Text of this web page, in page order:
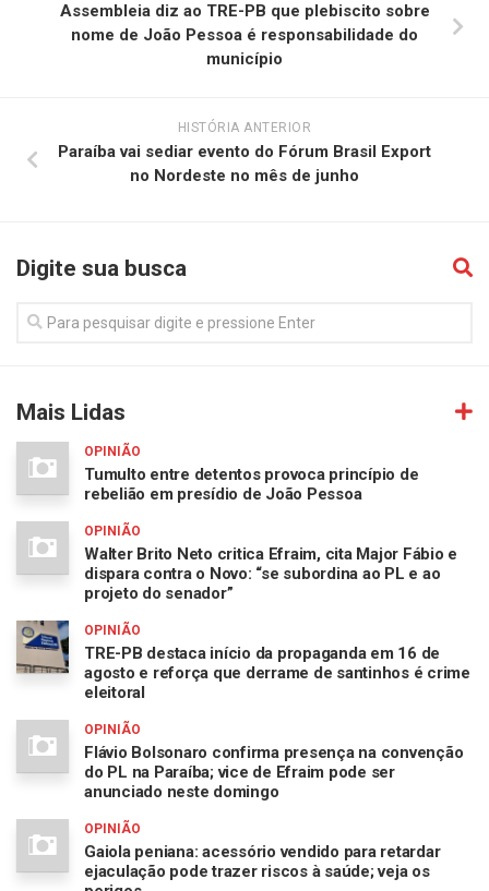
Assembleia diz ao TRE-PB que plebiscito sobre
nome de João Pessoa é responsabilidade do
município
HISTÓRIA ANTERIOR
Paraíba vai sediar evento do Fórum Brasil Export
no Nordeste no mês de junho
Digite sua busca
Mais Lidas
OPINIÃO
Tumulto entre detentos provoca princípio de
rebelião em presídio de João Pessoa
OPINIÃO
Walter Brito Neto critica Efraim, cita Major Fábio e
dispara contra o Novo: “se subordina ao PL e ao
projeto do senador”
OPINIÃO
TRE-PB destaca início da propaganda em 16 de
agosto e reforça que derrame de santinhos é crime
eleitoral
OPINIÃO
Flávio Bolsonaro confirma presença na convenção
do PL na Paraíba; vice de Efraim pode ser
anunciado neste domingo
OPINIÃO
Gaiola peniana: acessório vendido para retardar
ejaculação pode trazer riscos à saúde; veja os